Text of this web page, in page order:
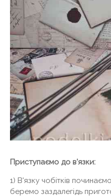
Приступаємо до в'язки:
1) В'язку чобітків
беремо заздалегідь